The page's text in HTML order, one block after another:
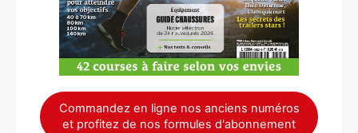
Commandez en ligne nos anciens numéros
et profitez de nos formules d'abonnement